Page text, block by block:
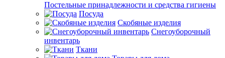
Постельные принадлежности и средства гигиены
Посуда
Скобяные изделия
Снегоуборочный
инвентарь
Ткани